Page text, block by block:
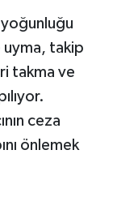
uyma, takip
takma ve
ceza
önlemek